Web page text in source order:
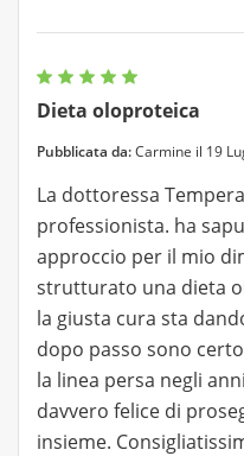
Dieta oloproteica
Pubblicata da:Carmine il 19
La dottoressa
professionista. ha
approccio per il mio
strutturato una dieta
la giusta cura sta
dopo passo sono
la linea persa negli
davvero felice di
insieme.